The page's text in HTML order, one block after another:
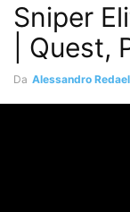
Sniper
| Quest,
Da Alessandro